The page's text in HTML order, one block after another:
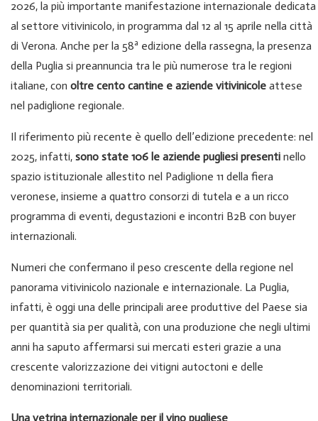
2026, la più importante manifestazione internazionale dedicata
al settore vitivinicolo, in programma dal 12 al 15 aprile nella città
di Verona. Anche per la 58ª edizione della rassegna, la presenza
della Puglia si preannuncia tra le più numerose tra le regioni
italiane, con oltre cento cantine e aziende vitivinicole attese
nel padiglione regionale.
Il riferimento più recente è quello dell’edizione precedente: nel
2025, infatti, sono state 106 le aziende pugliesi presenti nello
spazio istituzionale allestito nel Padiglione 11 della fiera
veronese, insieme a quattro consorzi di tutela e a un ricco
programma di eventi, degustazioni e incontri B2B con buyer
internazionali.
Numeri che confermano il peso crescente della regione nel
panorama vitivinicolo nazionale e internazionale. La Puglia,
infatti, è oggi una delle principali aree produttive del Paese sia
per quantità sia per qualità, con una produzione che negli ultimi
anni ha saputo affermarsi sui mercati esteri grazie a una
crescente valorizzazione dei vitigni autoctoni e delle
denominazioni territoriali.
Una vetrina internazionale per il vino pugliese